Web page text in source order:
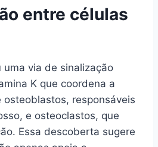
entre células
uma via de sinalização
K que coordena a
osteoblastos, responsáveis
e osteoclastos, que
Essa descoberta sugere